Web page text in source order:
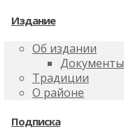
Издание
Об издании
Документы
Традиции
О районе
Подписка